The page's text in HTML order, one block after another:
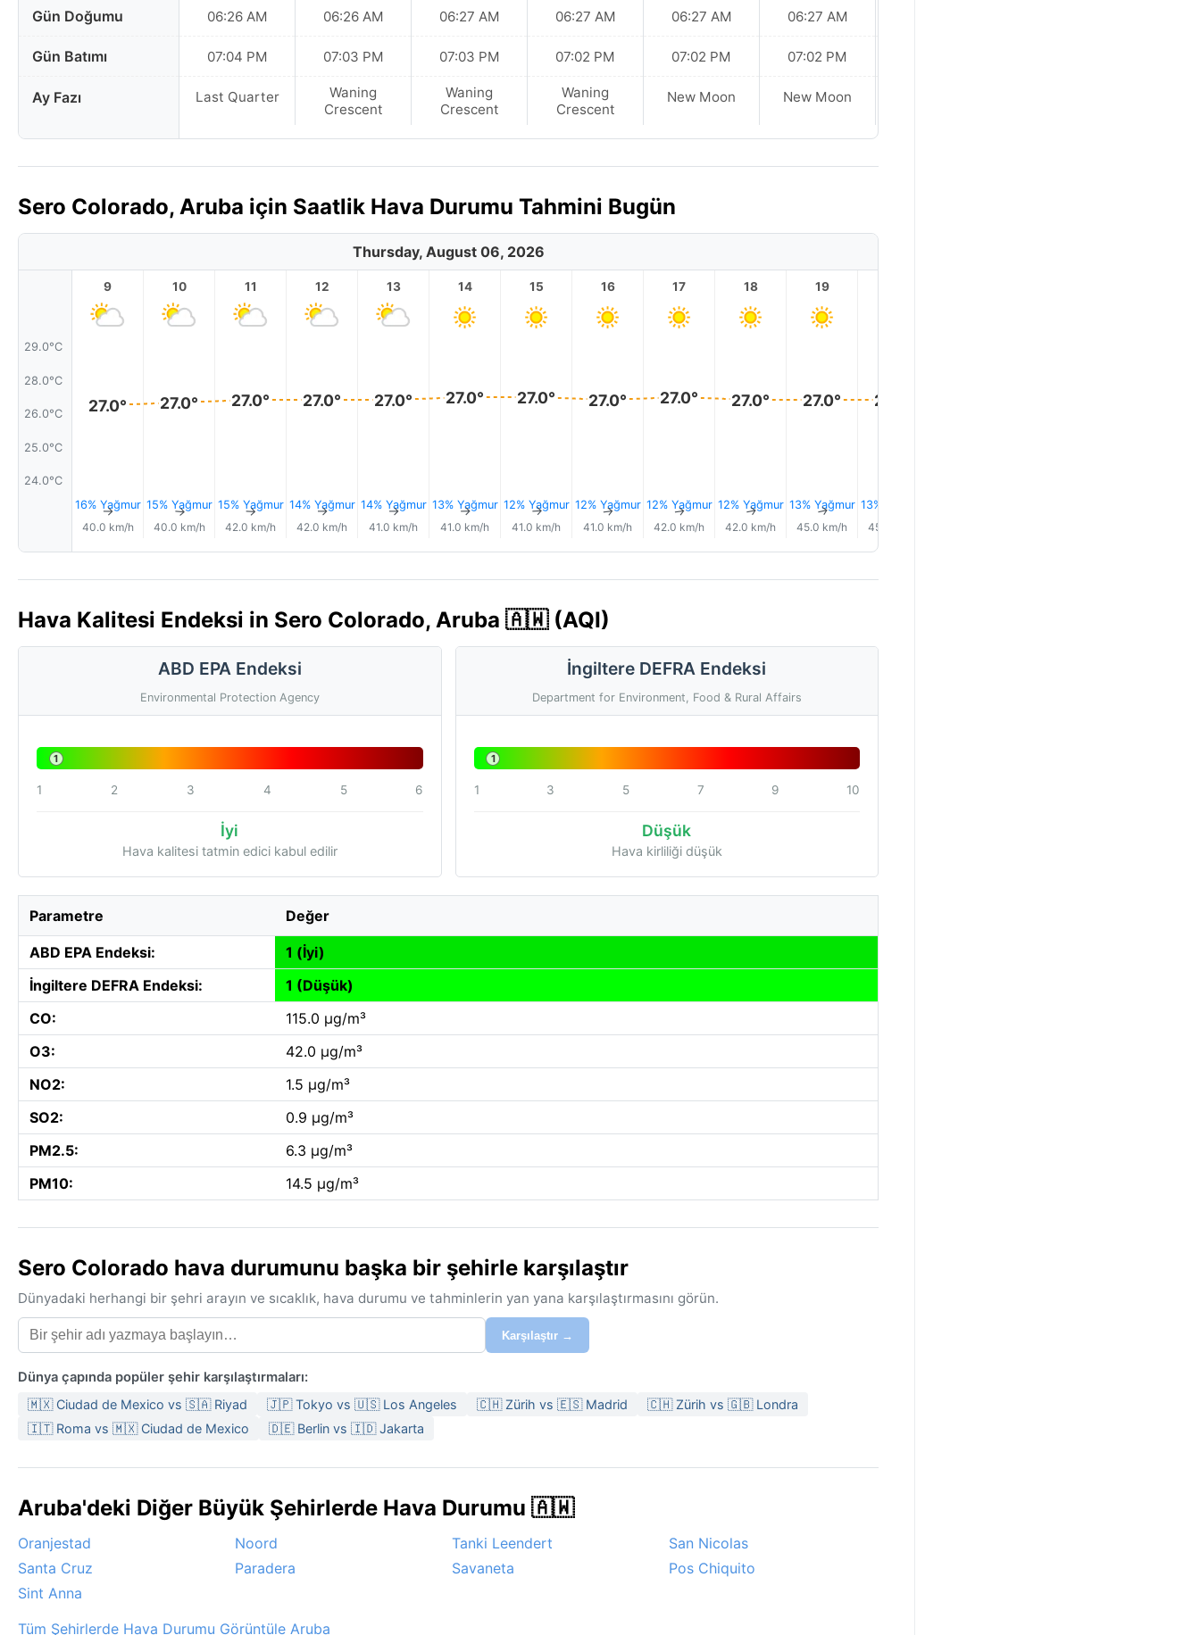
Gün Doğumu
Gün Batımı
Ay Fazı
06:26 AM
07:04 PM
Last Quarter
06:26 AM
07:03 PM
Waning
Crescent
06:27 AM
07:03 PM
Waning
Crescent
06:27 AM
07:02 PM
Waning
Crescent
06:27 AM
07:02 PM
New Moon
06:27 AM
07:02 PM
New Moon
Sero Colorado, Aruba için Saatlik Hava Durumu Tahmini Bugün
Thursday, August 06, 2026
29.0°C
28.0°C
26.0°C
25.0°C
24.0°C
9
27.0°
16% Yağmur
↑
40.0 km/h
10
27.0°
15% Yağmur
↑
40.0 km/h
11
27.0°
15% Yağmur
↑
42.0 km/h
12
27.0°
14% Yağmur
↑
42.0 km/h
13
27.0°
14% Yağmur
↑
41.0 km/h
14
27.0°
13% Yağmur
↑
41.0 km/h
15
27.0°
12% Yağmur
↑
41.0 km/h
16
27.0°
12% Yağmur
↑
41.0 km/h
17
27.0°
12% Yağmur
↑
42.0 km/h
18
27.0°
12% Yağmur
↑
42.0 km/h
19
27.0°
13% Yağmur
↑
45.0 km/h
27.0°
13% Yağmur
45.0 km/h
Hava Kalitesi Endeksi in Sero Colorado, Aruba 🇦🇼 (AQI)
ABD EPA Endeksi
Environmental Protection Agency
1
1 2 3 4 5 6
İyi
Hava kalitesi tatmin edici kabul edilir
İngiltere DEFRA Endeksi
Department for Environment, Food & Rural Affairs
1
1 3 5 7 9 10
Düşük
Hava kirliliği düşük
Parametre Değer
ABD EPA Endeksi:
1 (İyi)
İngiltere DEFRA Endeksi:
1 (Düşük)
CO:
115.0 µg/m³
O3:
42.0 µg/m³
NO2:
1.5 µg/m³
SO2:
0.9 µg/m³
PM2.5:
6.3 µg/m³
PM10:
14.5 µg/m³
Sero Colorado hava durumunu başka bir şehirle karşılaştır
Dünyadaki herhangi bir şehri arayın ve sıcaklık, hava durumu ve tahminlerin yan yana karşılaştırmasını görün.
Karşılaştır →
Dünya çapında popüler şehir karşılaştırmaları:
🇲🇽 Ciudad de Mexico vs 🇸🇦 Riyad 🇯🇵 Tokyo vs 🇺🇸 Los Angeles 🇨🇭 Zürih vs 🇪🇸 Madrid
🇨🇭 Zürih vs 🇬🇧 Londra
🇮🇹 Roma vs 🇲🇽 Ciudad de Mexico
🇩🇪 Berlin vs 🇮🇩 Jakarta
Aruba'deki Diğer Büyük Şehirlerde Hava Durumu 🇦🇼
Oranjestad Noord Tanki Leendert
San Nicolas
Santa Cruz
Paradera Savaneta
Pos Chiquito
Sint Anna
Tüm Şehirlerde Hava Durumu Görüntüle Aruba